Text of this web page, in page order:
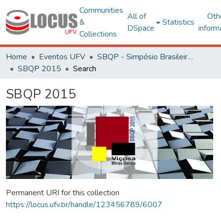
Communities
&
Collections
All of
DSpace
Statistics
Home Eventos UFV
SBQP - Simpósio Brasileiro de Qualidade do Projeto no Ambiente Construído
SBQP 2015
Search
SBQP 2015
Permanent URI for this collection
https://locus.ufv.br/handle/123456789/6007